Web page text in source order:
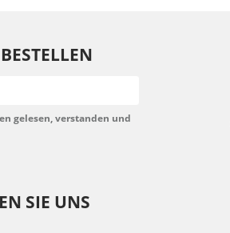
gelesen, verstanden und
SIE UNS